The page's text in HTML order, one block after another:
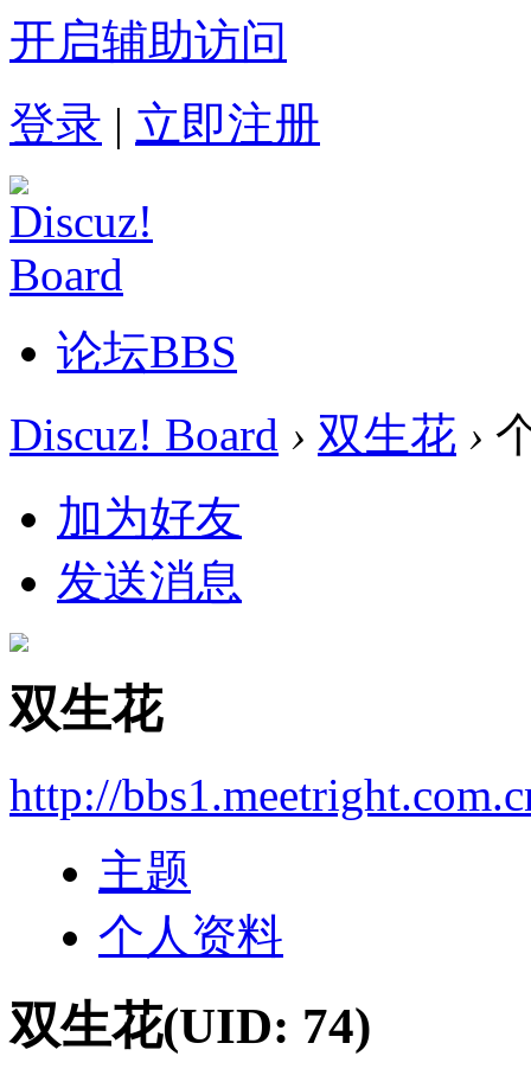
开启辅助访问
登录 | 立即注册
论坛BBS
Discuz! Board › 双生花 ›
加为好友
发送消息
双生花
http://
主题
个人资料
双生花(UID: 74)